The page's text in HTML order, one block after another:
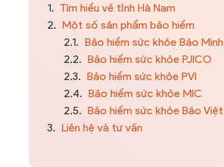
1. Tìm hiểu về tỉnh Hà Nam
2. Một số sản phẩm bảo hiểm
2.1. Bảo hiểm sức khỏe Bảo Minh
2.2. Bảo hiểm sức khỏe PJICO
2.3. Bảo hiểm sức khỏe PVI
2.4. Bảo hiểm sức khỏe MIC
2.5. Bảo hiểm sức khỏe Bảo Việt
3. Liên hệ và tư vấn